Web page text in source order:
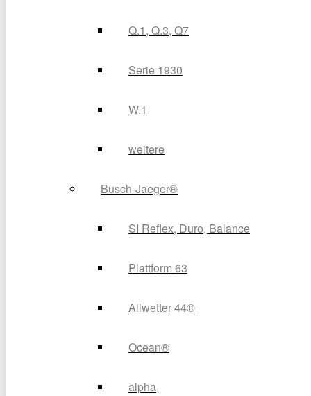
Q.1, Q.3, Q7
Serie 1930
W.1
weitere
Busch-Jaeger®
SI Reflex, Duro, Balance
Plattform 63
Allwetter 44®
Ocean®
alpha